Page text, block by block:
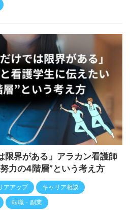
限界がある」アラカン看護師
力の4階層”という考え方
アアップ
キャリア相談
転職・副業